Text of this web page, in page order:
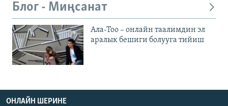
Блог - Миңсанат
Ала-Тоо – онлайн таалимдин эл
аралык бешиги болууга тийиш
ОНЛАЙН ШЕРИНЕ